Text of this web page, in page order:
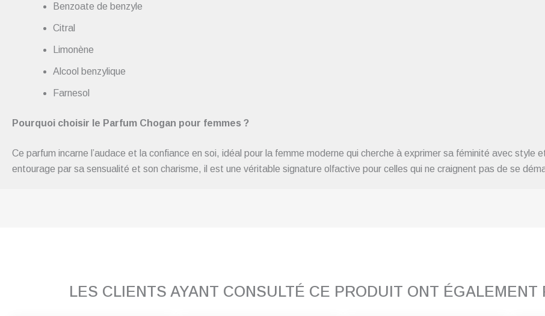
Benzoate de benzyle
Citral
Limonène
Alcool benzylique
Farnesol
Pourquoi choisir le Parfum Chogan pour femmes ?
Ce parfum incarne l’audace et la confiance en soi, idéal pour la femme moderne qui cherche à exprimer sa féminité avec style
entourage par sa sensualité et son charisme, il est une véritable signature olfactive pour celles qui ne craignent pas de se
LES CLIENTS AYANT CONSULTÉ CE PRODUIT ONT ÉGALEMENT